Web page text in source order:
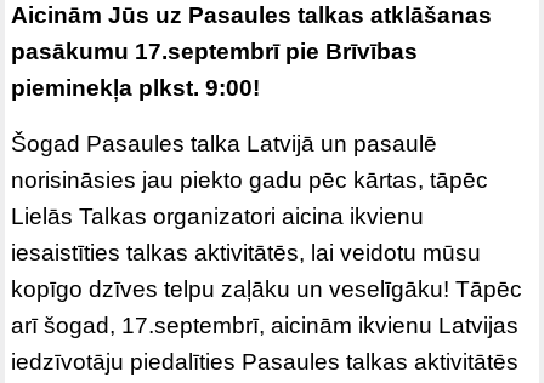
Aicinām Jūs uz Pasaules talkas atklāšanas
pasākumu 17.septembrī pie Brīvības
pieminekļa plkst. 9:00!
Šogad Pasaules talka Latvijā un pasaulē
norisināsies jau piekto gadu pēc kārtas, tāpēc
Lielās Talkas organizatori aicina ikvienu
iesaistīties talkas aktivitātēs, lai veidotu mūsu
kopīgo dzīves telpu zaļāku un veselīgāku! Tāpēc
arī šogad, 17.septembrī, aicinām ikvienu Latvijas
iedzīvotāju piedalīties Pasaules talkas aktivitātēs